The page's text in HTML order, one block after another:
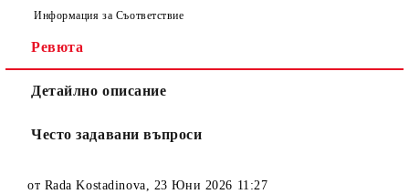
Информация за Съответствие
Ревюта
Детайлно описание
Често задавани въпроси
от Rada Kostadinova, 23 Юни 2026 11:27